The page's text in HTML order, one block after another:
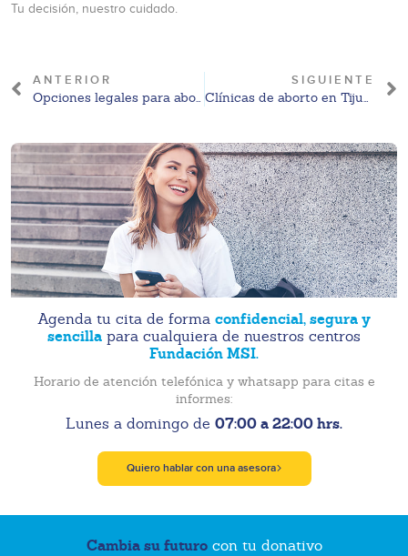
Tu decisión, nuestro cuidado.
ANTERIOR
Opciones legales para abortar en Tijuana en 2026
SIGUIENTE
Clínicas de aborto en Tijuana: tipos, regulación y qué considerar en 2026
Agenda tu cita de forma confidencial, segura y
sencilla para cualquiera de nuestros centros
Fundación MSI.
Horario de atención telefónica y whatsapp para citas e
informes:
Lunes a domingo de 07:00 a 22:00 hrs.
Quiero hablar con una asesora
Cambia su futurocon tu donativo